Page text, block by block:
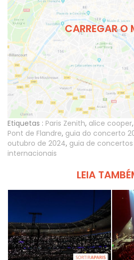
CARREGAR O
Etiquetas : Paris Zenith, alice cooper,
Pont de Flandre, guia do concerto
outubro de 2024, guia de
internacionais
LEIA